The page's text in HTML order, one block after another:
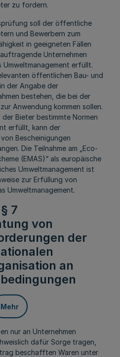
zu fordern.
soll der öffentliche
und Bewerbern zum
in geeigneten Fällen
Unternehmen
erfüllt.
öffentlichen Bau- und
der Angabe der
bestehen, die bei der
Anwendung kommen sollen.
Bieter bestimmte Normen
erfüllt, kann der
Bescheinigungen
Die Teilnahme am „Eco-
(EMAS)“ als europäische
Umweltmanagement ist
zur Erfüllung von
Umweltmanagement.
§ 7
von
der
an
Mehr
nur an Unternehmen
dafür Sorge tragen,
beschafften Waren unter